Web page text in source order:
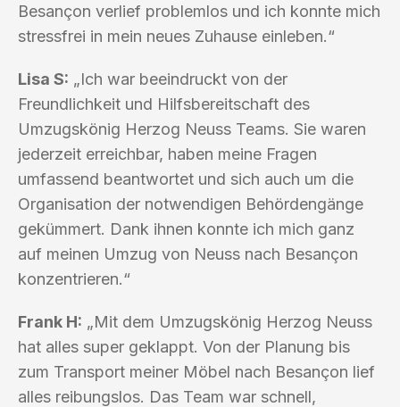
Besançon verlief problemlos und ich konnte mich
stressfrei in mein neues Zuhause einleben.“
Lisa S: „Ich war beeindruckt von der
Freundlichkeit und Hilfsbereitschaft des
Umzugskönig Herzog Neuss Teams. Sie waren
jederzeit erreichbar, haben meine Fragen
umfassend beantwortet und sich auch um die
Organisation der notwendigen Behördengänge
gekümmert. Dank ihnen konnte ich mich ganz
auf meinen Umzug von Neuss nach Besançon
konzentrieren.“
Frank H: „Mit dem Umzugskönig Herzog Neuss
hat alles super geklappt. Von der Planung bis
zum Transport meiner Möbel nach Besançon lief
alles reibungslos. Das Team war schnell,